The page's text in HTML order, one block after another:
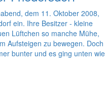
dem 11. Oktober 2008,
ein. Ihre Besitzer - kleine
Lüftchen so manche Mühe,
Aufsteigen zu bewegen. Doch
bunter und es ging unten wie